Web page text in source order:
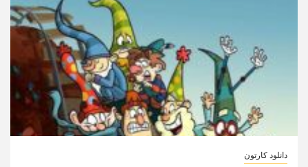
دانلود کارتون